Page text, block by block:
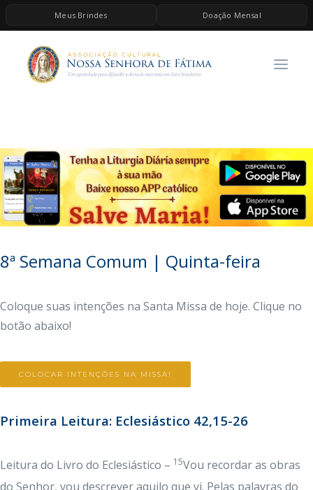
Meus Brindes Doação Mensal
HOME
A ASSOCIAÇÃO
AS MELHORES MÚSICAS CATÓLICAS
BRINDES
QUERO DOAR
8ª Semana Comum | Quinta-feira
Coloque suas intenções na Santa Missa de hoje. Clique no
botão abaixo!
COLOCAR INTENÇÕES NA MISSA!
Primeira Leitura: Eclesiástico 42,15-26
Leitura do Livro do Eclesiástico – 15Vou recordar as obras
do Senhor, vou descrever aquilo que vi. Pelas palavras do